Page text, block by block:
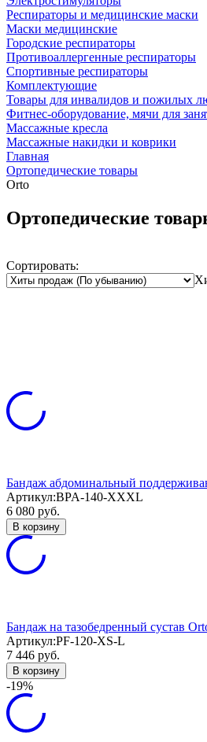
Респираторы и медицинские маски
Маски медицинские
Городские респираторы
Противоаллергенные респираторы
Спортивные респираторы
Комплектующие
Товары для инвалидов и пожилых
Фитнес-оборудование, мячи для
Массажные кресла
Массажные накидки и коврики
Главная
Ортопедические товары
Orto
Ортопедические
Сортировать:
Бандаж абдоминальный
Артикул:BPA-140-XXXL
6 080 руб.
В корзину
Бандаж на тазобедренный сустав
Артикул:PF-120-XS-L
7 446 руб.
В корзину
-19%